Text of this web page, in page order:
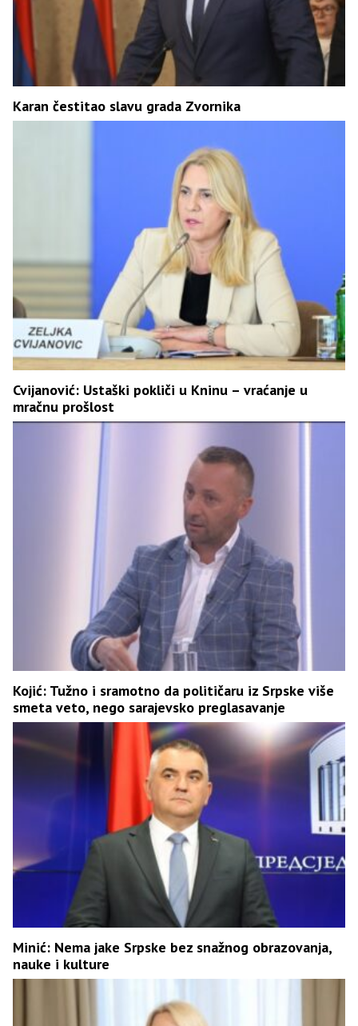
Karan čestitao slavu grada Zvornika
Cvijanović: Ustaški pokliči u Kninu – vraćanje u
mračnu prošlost
Kojić: Tužno i sramotno da političaru iz Srpske više
smeta veto, nego sarajevsko preglasavanje
Minić: Nema jake Srpske bez snažnog obrazovanja,
nauke i kulture